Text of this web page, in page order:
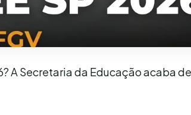
A Secretaria da Educação acaba